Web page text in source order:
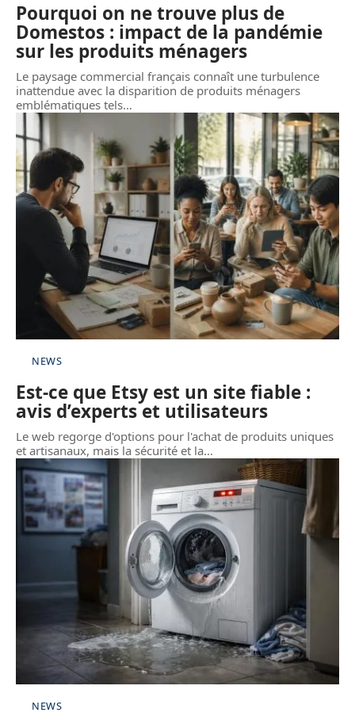
Pourquoi on ne trouve plus de
Domestos : impact de la pandémie
sur les produits ménagers
Le paysage commercial français connaît une turbulence
inattendue avec la disparition de produits ménagers
emblématiques tels…
NEWS
Est-ce que Etsy est un site fiable :
avis d’experts et utilisateurs
Le web regorge d'options pour l'achat de produits uniques
et artisanaux, mais la sécurité et la…
NEWS